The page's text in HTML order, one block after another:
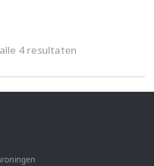
4 resultaten